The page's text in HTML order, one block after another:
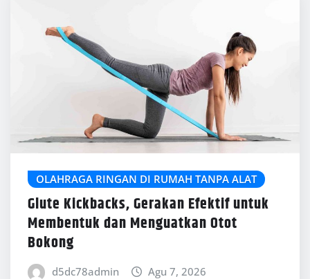
OLAHRAGA RINGAN DI RUMAH TANPA ALAT
Glute Kickbacks, Gerakan Efektif untuk
Membentuk dan Menguatkan Otot
Bokong
d5dc78admin Agu 7, 2026